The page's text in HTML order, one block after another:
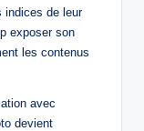
indices de leur
exposer son
les contenus
avec
devient